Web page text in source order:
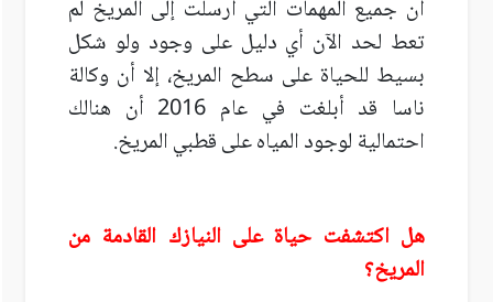
أن جميع المهمات التي أرسلت إلى المريخ لم
تعط لحد الآن أي دليل على وجود ولو شكل
بسيط للحياة على سطح المريخ، إلا أن وكالة
ناسا قد أبلغت في عام 2016 أن هنالك
احتمالية لوجود المياه على قطبي المريخ.
هل اكتشفت حياة على النيازك القادمة من
المريخ؟